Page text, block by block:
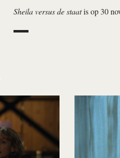
Sheila versus de staatis op 30